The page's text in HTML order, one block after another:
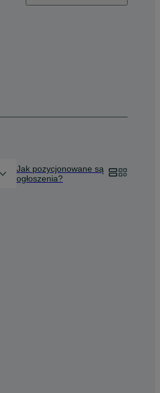
Jak pozycjonowane są
ogłoszenia?